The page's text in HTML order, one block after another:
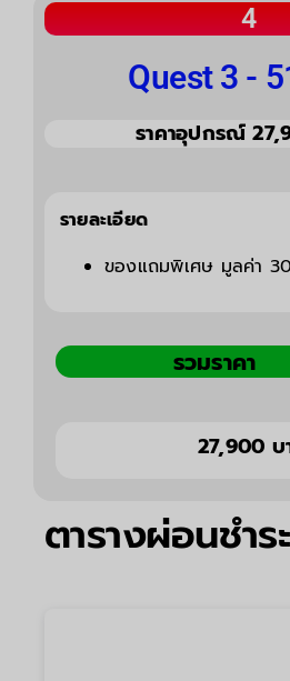
4
Quest 3 -
ราคาอุปกรณ์
รายละเอียด
ของแถมพิเศษ มูลค่า
รวมราคา
27,900 บ
ตารางผ่อนชำร